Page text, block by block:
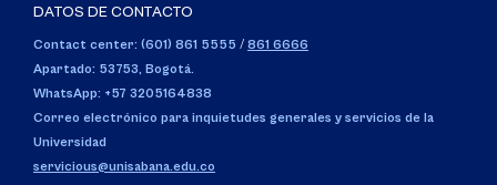
DATOS DE CONTACTO
Contact center: (601) 861 5555 / 861 6666
Apartado: 53753, Bogotá.
WhatsApp: +57 3205164838
Correo electrónico para inquietudes generales y servicios de la
Universidad
servicious@unisabana.edu.co